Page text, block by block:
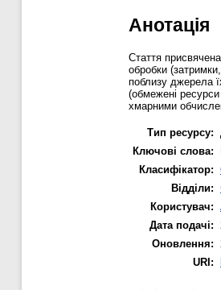
Анотація
Стаття
обробки
поблизу джерела
(обмежені ресурси
хмарними
Тип ресурсу:
Ключові слова:
Класифікатор:
Відділи:
Користувач:
Дата подачі:
Оновлення:
URI: